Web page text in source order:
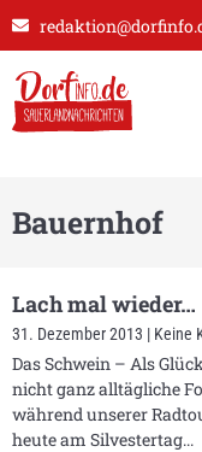
Bauernhof
Lach mal wieder…
31. Dezember 2013 Keine
Das Schwein – Als
nicht ganz alltägliche
während unserer
heute am Silvestertag